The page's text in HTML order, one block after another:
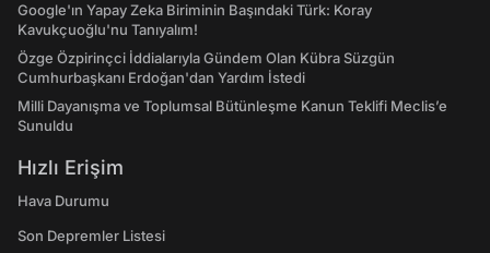
Google'ın Yapay Zeka Biriminin Başındaki Türk: Koray
Kavukçuoğlu'nu Tanıyalım!
Özge Özpirinçci İddialarıyla Gündem Olan Kübra Süzgün
Cumhurbaşkanı Erdoğan'dan Yardım İstedi
Milli Dayanışma ve Toplumsal Bütünleşme Kanun Teklifi Meclis’e
Sunuldu
Hızlı Erişim
Hava Durumu
Son Depremler Listesi